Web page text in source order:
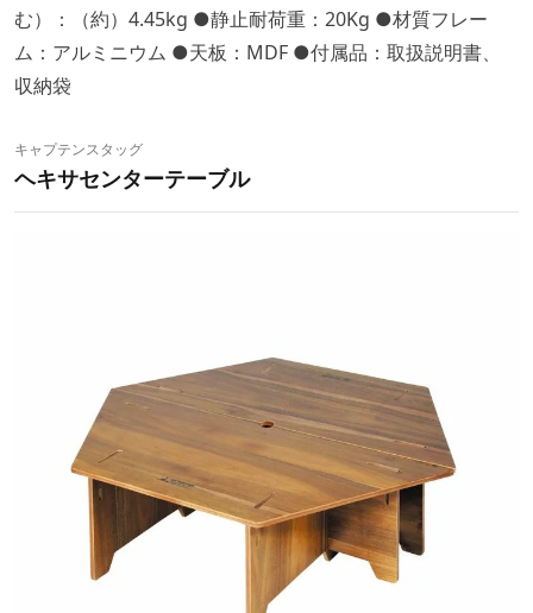
む）：（約）4.45kg ●静止耐荷重：20Kg ●材質フレー
ム：アルミニウム ●天板：MDF ●付属品：取扱説明書、
収納袋
キャプテンスタッグ
ヘキサセンターテーブル